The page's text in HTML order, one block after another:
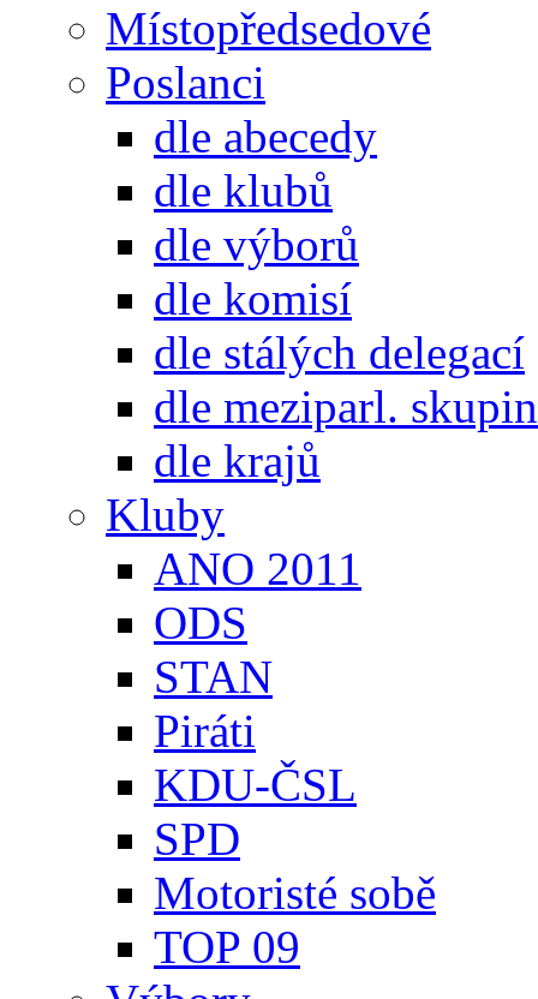
Místopředsedové
Poslanci
dle abecedy
dle klubů
dle výborů
dle komisí
dle stálých delegací
dle meziparl. skupin
dle krajů
Kluby
ANO 2011
ODS
STAN
Piráti
KDU-ČSL
SPD
Motoristé sobě
TOP 09